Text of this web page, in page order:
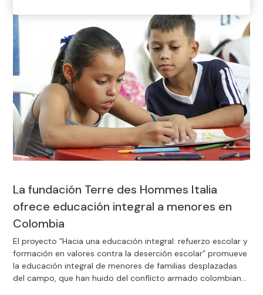
La fundación Terre des Hommes Italia
ofrece educación integral a menores en
Colombia
El proyecto “Hacia una educación integral: refuerzo escolar y
formación en valores contra la deserción escolar” promueve
la educación integral de menores de familias desplazadas
del campo, que han huido del conflicto armado colombiano